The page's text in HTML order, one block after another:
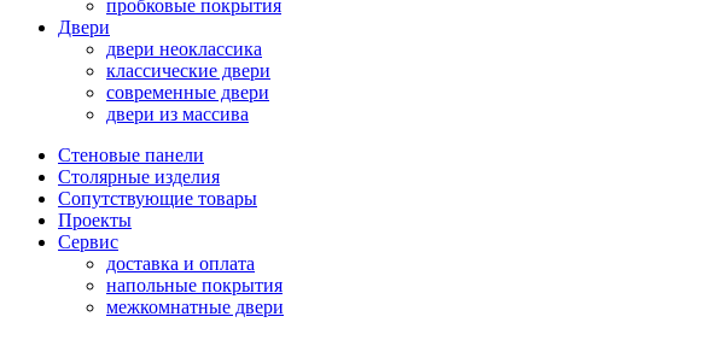
пробковые покрытия
Двери
двери неоклассика
классические двери
современные двери
двери из массива
Стеновые панели
Столярные изделия
Сопутствующие товары
Проекты
Сервис
доставка и оплата
напольные покрытия
межкомнатные двери